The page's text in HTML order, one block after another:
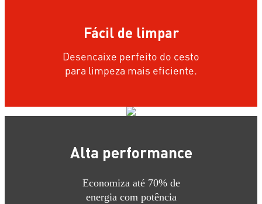
Fácil de limpar
Desencaixe perfeito do cesto
para limpeza mais eficiente.
Alta performance
Economiza até 70% de
energia com potência